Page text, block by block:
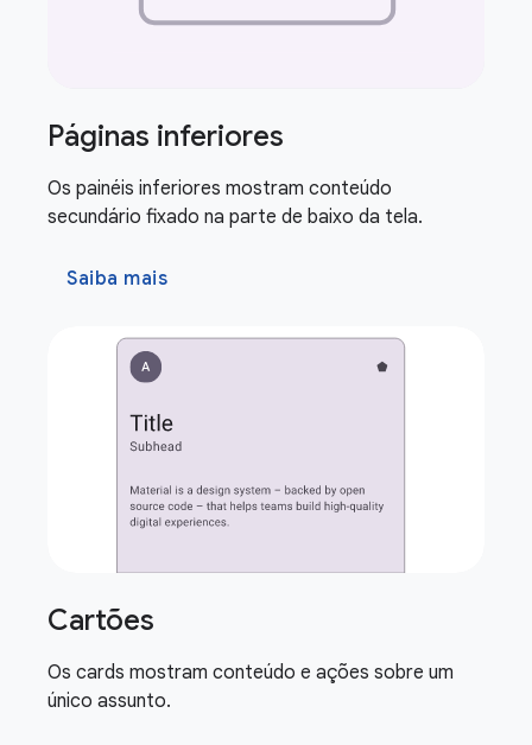
Páginas inferiores
Os painéis inferiores mostram conteúdo
secundário fixado na parte de baixo da tela.
Saiba mais
Cartões
Os cards mostram conteúdo e ações sobre um
único assunto.